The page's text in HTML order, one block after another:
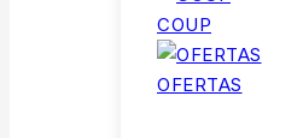
COUP
OFERTAS